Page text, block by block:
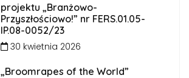
projektu „Branżowo-
Przyszłościowo!” nr FERS.01.05-
IP.08-0052/23
30 kwietnia 2026
„Broomrapes of the World”